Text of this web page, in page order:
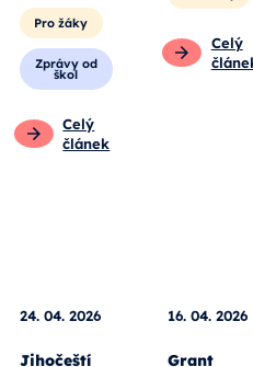
Pro
studenty
Pro žáky
24. 04. 2026 16. 04. 2026